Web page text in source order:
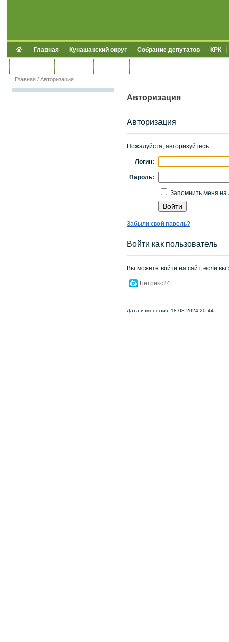
Главная Кунашакский округ Собрание депутатов КРК
Главная / Авторизация
Авторизация
Авторизация
Пожалуйста, авторизуйтесь:
Логин:
Пароль:
Запомнить меня на
Забыли свой пароль?
Войти как пользователь
Вы можете войти на сайт, если вы
Битрикс24
Дата изменения: 18.08.2024 20:44